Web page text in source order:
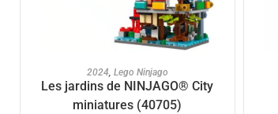
AJOUTER AU PANIER
2024, Lego Ninjago
Les jardins de NINJAGO® City
miniatures (40705)